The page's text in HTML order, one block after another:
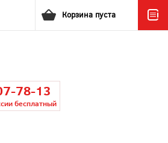
Корзина пуста
78-13
бесплатный